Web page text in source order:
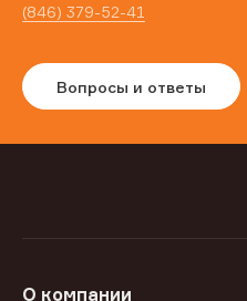
(846) 379-52-41
Вопросы и ответы
О компании